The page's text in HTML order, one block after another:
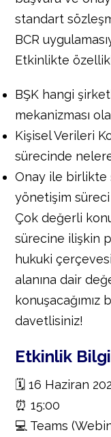
standart
BCR
Etkinlikte
BŞK hangi
mekanizması
Kişisel Verileri
sürecinde
Onay ile birlikte
yönetişim
Çok değerli
sürecine ilişkin
hukuki
alanına dair
konuşacağımız
davetlisiniz!
Etkinlik
🗓️ 16 Haziran
⏰ 15:00
💻 Teams